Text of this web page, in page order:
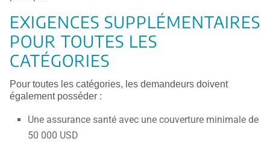
EXIGENCES SUPPLÉMENTAIRES
POUR TOUTES LES
CATÉGORIES
Pour toutes les catégories, les demandeurs doivent
également posséder :
Une assurance santé avec une couverture minimale de
50 000 USD